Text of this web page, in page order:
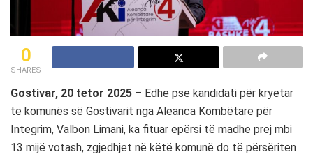
0
SHARES
Gostivar, 20 tetor 2025 – Edhe pse kandidati për kryetar
të komunës së Gostivarit nga Aleanca Kombëtare për
Integrim, Valbon Limani, ka fituar epërsi të madhe prej mbi
13 mijë votash, zgjedhjet në këtë komunë do të përsëriten